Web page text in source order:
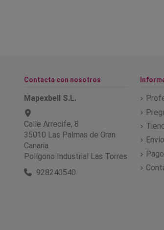
Contacta con nosotros
Mapexbell S.L.
Calle Arrecife, 8
35010 Las Palmas de Gran
Canaria
Polígono Industrial Las Torres
928240540
Envío